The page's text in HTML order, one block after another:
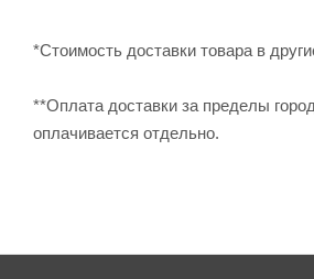
*Стоимость доставки товара в
**Оплата доставки за пределы
оплачивается отдельно.